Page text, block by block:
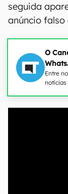
seguida
anúncio falso
O
Entre
notícias